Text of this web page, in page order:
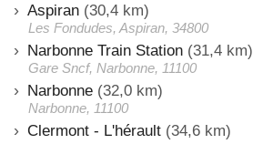
Aspiran (30,4 km)
Les Fondudes, Aspiran, 34800
Narbonne Train Station (31,4 km)
Gare Sncf, Narbonne, 11100
Narbonne (32,0 km)
Narbonne, 11100
Clermont - L'hérault (34,6 km)